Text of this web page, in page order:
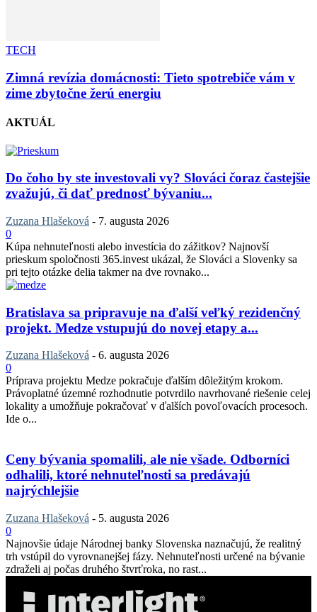
TECH
Zimná revízia domácnosti: Tieto spotrebiče vám v
zime zbytočne žerú energiu
AKTUÁL
Do čoho by ste investovali vy? Slováci čoraz častejšie
zvažujú, či dať prednosť bývaniu...
Zuzana Hlašeková - 7. augusta 2026
0
Kúpa nehnuteľnosti alebo investícia do zážitkov? Najnovší
prieskum spoločnosti 365.invest ukázal, že Slováci a Slovenky sa
pri tejto otázke delia takmer na dve rovnako...
Bratislava sa pripravuje na ďalší veľký rezidenčný
projekt. Medze vstupujú do novej etapy a...
Zuzana Hlašeková - 6. augusta 2026
0
Príprava projektu Medze pokračuje ďalším dôležitým krokom.
Právoplatné územné rozhodnutie potvrdilo navrhované riešenie celej
lokality a umožňuje pokračovať v ďalších povoľovacích procesoch.
Ide o...
Ceny bývania spomalili, ale nie všade. Odborníci
odhalili, ktoré nehnuteľnosti sa predávajú
najrýchlejšie
Zuzana Hlašeková - 5. augusta 2026
0
Najnovšie údaje Národnej banky Slovenska naznačujú, že realitný
trh vstúpil do vyrovnanejšej fázy. Nehnuteľnosti určené na bývanie
zdraželi aj počas druhého štvrťroka, no rast...